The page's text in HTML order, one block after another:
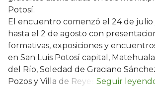
Potosí.
El encuentro comenzó el 24 de julio
hasta el 2 de agosto con
formativas, exposiciones y
en San Luis Potosí capital,
del Río, Soledad de Graciano
Pozos y Villa de Reyes.